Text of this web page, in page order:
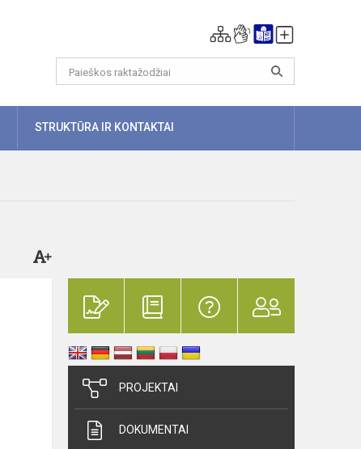
STRUKTŪRA IR KONTAKTAI
PROJEKTAI
DOKUMENTAI